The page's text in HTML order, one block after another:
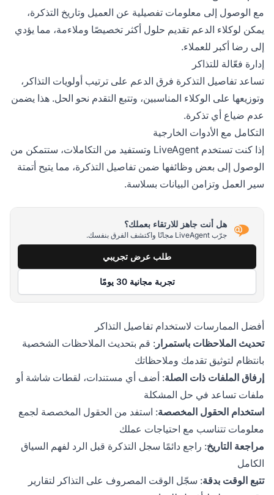
مع الوصول إلى معلومات تفصيلية عن العميل وتاريخ التذكرة،
يمكن لوكلاء الدعم تقديم حلول أكثر تخصيصًا وملاءمة، مما يؤدي
إلى رضا أكبر للعملاء.
إدارة فعّالة للتذاكر
تساعد تفاصيل التذكرة فرق الدعم على ترتيب أولويات التذاكر،
وتوزيعها على الوكلاء المناسبين، وتتبع التقدم نحو الحل. هذا يضمن
عدم ضياع أي تذكرة.
التكامل مع الأدوات الخارجية
إذا كنت تستخدم LiveAgent وتستفيد من التكاملات، ستتمكن من
الوصول إلى بعض وظائفها ضمن تفاصيل التذكرة، مما يتيح أتمتة
سير العمل وتزامن البيانات بسلاسة.
هل أنت جاهز للارتقاء بعملك؟
جرّب LiveAgent مجانًا واكتشف الفرق بنفسك.
طلب عرض تجريبي
تجربة مجانية 30 يومًا
أفضل الممارسات لاستخدام تفاصيل التذاكر
تحديث الملاحظات باستمرار : قم بتحديث الملاحظات الشخصية
بانتظام لتوثيق تقدمك وملاحظاتك
إرفاق الملفات ذات الصلة: أضف أي مستندات، لقطات شاشة أو
ملفات تساعد في حل المشكلة
استخدام الحقول المخصصة: استفد من الحقول المخصصة لجمع
معلومات تتناسب مع احتياجات عملك
مراجعة التاريخ: راجع دائمًا سجل التذكرة قبل الرد لفهم السياق
الكامل
تتبع الوقت بدقة: سجّل الوقت المصروف على التذاكر لتقارير